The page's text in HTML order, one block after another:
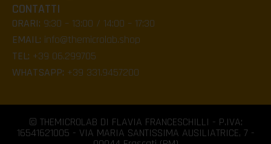
CONTATTI
ORARI: 9:30 – 13:00 / 14:00 – 17:30
EMAIL: info@themicrolab.shop
TEL: +39 06.299705
WHATSAPP: +39 331.9457200
© THEMICROLAB DI FLAVIA FRANCESCHILLI - P.IVA:
16541621005 - VIA MARIA SANTISSIMA AUSILIATRICE, 7 -